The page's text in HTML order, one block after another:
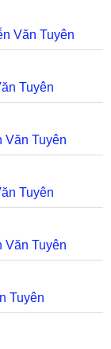
Văn Tuyên
Tuyên
Văn Tuyên
Tuyên
Văn Tuyên
Tuyên